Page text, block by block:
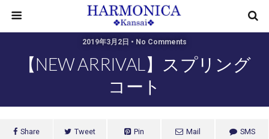
2019年3月2日 • No Comments
【NEW ARRIVAL】スプリング
コート
Share Tweet Pin Mail SMS